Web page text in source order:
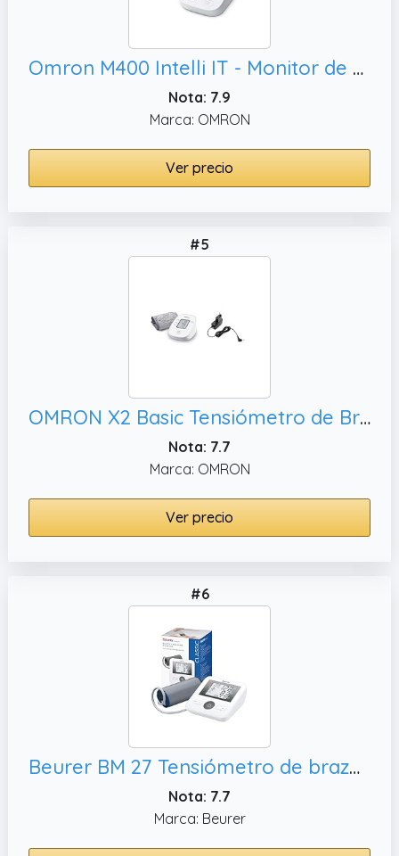
Omron M400 Intelli IT - Monitor de presión arterial para brazo superior t HEM-FL31, 1
Nota: 7.9
Marca: OMRON
Ver precio
#5
OMRON X2 Basic Tensiómetro de Brazo digital, validado clinicamente +OMRON Adaptador de corriente universal
Nota: 7.7
Marca: OMRON
Ver precio
#6
Beurer BM 27 Tensiómetro de brazo con control de ajuste del manguito, transferencia de datos a Apple Health
Nota: 7.7
Marca: Beurer